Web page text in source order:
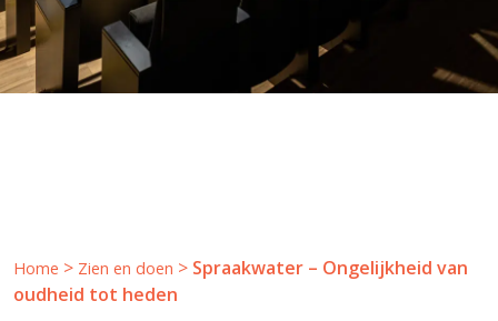
Home > Zien en doen > Spraakwater – Ongelijkheid van
oudheid tot heden